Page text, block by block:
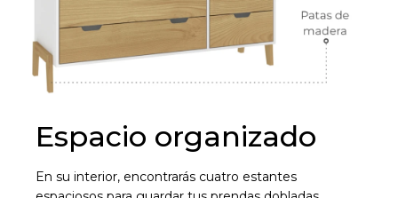
Espacio organizado
En su interior, encontrarás cuatro estantes
¡Sumate a la forma más ágil de